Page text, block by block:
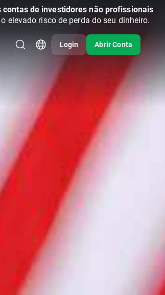
contas de investidores não profissionais
elevado risco de perda do seu dinheiro.
Login Abrir Conta